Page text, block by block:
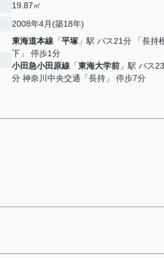
19.87㎡
2008年4月(築18年)
東海道本線 「平塚 」駅 バス21分 「長持
下」 停歩1分
小田急小田原線 「東海大学前 」駅 バス23
分 神奈川中央交通「長持」 停歩7分